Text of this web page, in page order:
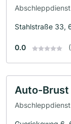
Stahlstraße 33,
0.0
Auto-Brust